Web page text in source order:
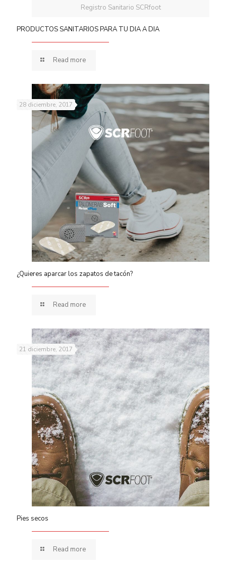
Registro Sanitario SCRfoot
PRODUCTOS SANITARIOS PARA TU DIA A DIA
Read more
28 diciembre, 2017
¿Quieres aparcar los zapatos de tacón?
Read more
21 diciembre, 2017
Pies secos
Read more